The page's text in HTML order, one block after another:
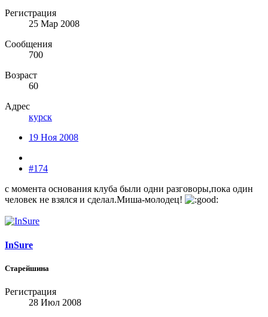
Регистрация
25 Мар 2008
Сообщения
700
Возраст
60
Адрес
курск
19 Ноя 2008
#174
с момента основания клуба были одни разговоры,пока один
человек не взялся и сделал.Миша-молодец!
InSure
Старейшина
Регистрация
28 Июл 2008